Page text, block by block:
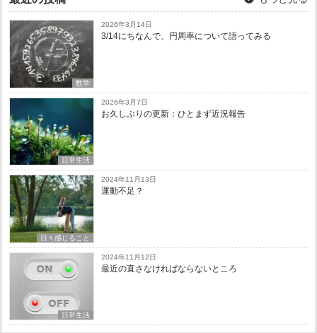
数学
2026年3月14日
3/14にちなんで、円周率について語ってみる
日常生活
2026年3月7日
お久しぶりの更新：ひとまず近況報告
日々感じること
2024年11月13日
運動不足？
日常生活
2024年11月12日
最近の直さなければならないところ